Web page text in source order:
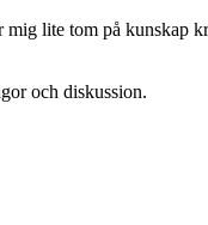
lite tom på kunskap
och diskussion.